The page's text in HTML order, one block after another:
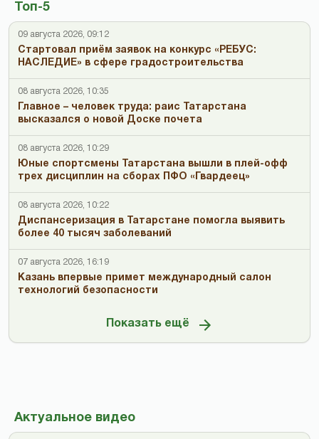
Топ-5
09 августа 2026, 09:12
Стартовал приём заявок на конкурс «РЕБУС:
НАСЛЕДИЕ» в сфере градостроительства
08 августа 2026, 10:35
Главное – человек труда: раис Татарстана
высказался о новой Доске почета
08 августа 2026, 10:29
Юные спортсмены Татарстана вышли в плей-офф
трех дисциплин на сборах ПФО «Гвардеец»
08 августа 2026, 10:22
Диспансеризация в Татарстане помогла выявить
более 40 тысяч заболеваний
07 августа 2026, 16:19
Казань впервые примет международный салон
технологий безопасности
Показать ещё
Актуальное видео